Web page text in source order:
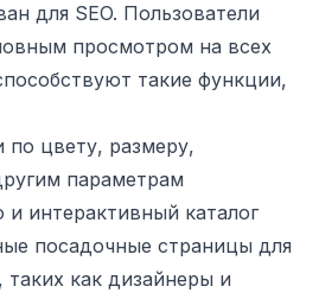
для SEO. Пользователи
просмотром на всех
такие функции,
цвету, размеру,
параметрам
и интерактивный каталог
посадочные страницы для
как дизайнеры и